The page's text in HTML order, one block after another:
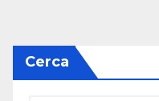
Cerca